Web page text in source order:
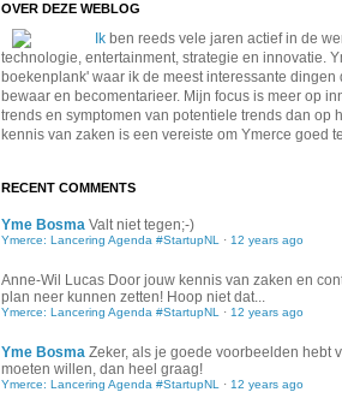
OVER DEZE WEBLOG
Ik ben reeds vele jaren actief in de
technologie, entertainment, strategie en innovatie.
boekenplank' waar ik de meest interessante
bewaar en becomentarieer. Mijn focus is meer op
trends en symptomen van potentiele trends dan op
kennis van zaken is een vereiste om Ymerce goed
RECENT COMMENTS
Yme Bosma Valt niet tegen;-)
Ymerce: Lancering Agenda #StartupNL · 12 years ago
Anne-Wil Lucas Door jouw kennis van zaken en
plan neer kunnen zetten! Hoop niet dat...
Ymerce: Lancering Agenda #StartupNL · 12 years ago
Yme Bosma Zeker, als je goede voorbeelden hebt
moeten willen, dan heel graag!
Ymerce: Lancering Agenda #StartupNL · 12 years ago